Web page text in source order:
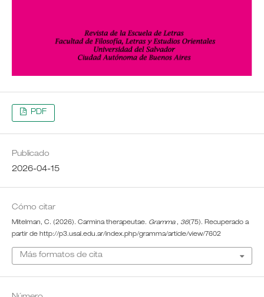
PDF
Publicado
2026-04-15
Cómo citar
Mitelman, C. (2026). Carmina therapeutae. Gramma , 36(75). Recuperado a
partir de http://p3.usal.edu.ar/index.php/gramma/article/view/7602
Más formatos de cita